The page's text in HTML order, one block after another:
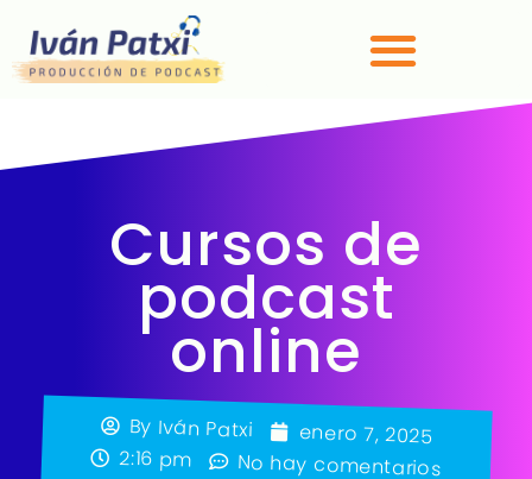
Cursos de
podcast
online
By Iván Patxi enero 7, 2025
2:16 pm No hay comentarios